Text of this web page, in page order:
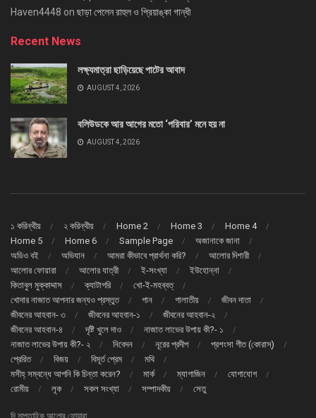
Haven4448 on ছাড়া পেলেন রাহুল ও প্রিয়াঙ্কা গান্ধী
Recent News
লক্ষ্যমাত্রা ছাড়িয়েছে পাটের আবাদ
AUGUST 4, 2026
বলিউডকে আর আগের মতো ‘পরিবার’ মনে হয় না
AUGUST 4, 2026
১ করিন্থীয় ২ করিন্থীয় Home 2 Home 3
Home 4
Home 5
Home 6 Sample Page
অজানাকে জানা
অডিও বই
অভিযান আমরা কীভাবে প্রার্থনা করি?
আলোর দিশারী
আলোর ফোয়ারা
আলোর যাত্রী ই-সংখ্যা
ইউহোন্না
কিতাবুল মুক্কাদ্দাস
ক্যাটাগরি
খো-ই-মহব্বত্
খোদার নাজাত আপনার জন্যও প্রস্তুত
গান গালাতীয়
জীবন দাতা
জীবনের আহবান- ৩
জীবনের আহবান-১
জীবনের আহবান-২
জীবনের আহবান-৪
দৃষ্টি খুলে দাও
নাজাত লাভের উপায় কী?- ১
নাজাত লাভের উপায় কী?- ২
নিবেদন নূরের প্রদীপ
প্রশংসা গীত (কোরাস্)
প্রেরিত
বিজয় বিমূর্ত প্রেম
মথি
মসীহ্ সম্বন্ধে আপনি কি চিন্তা করেন?
মার্ক ম্যাগাজিন
যোগাযোগ
রোমীয়
লূক সকল সংখ্যা সম্পাদকীয় সেতু
দি সাপ্তাহিক আলোর ফোয়ারা